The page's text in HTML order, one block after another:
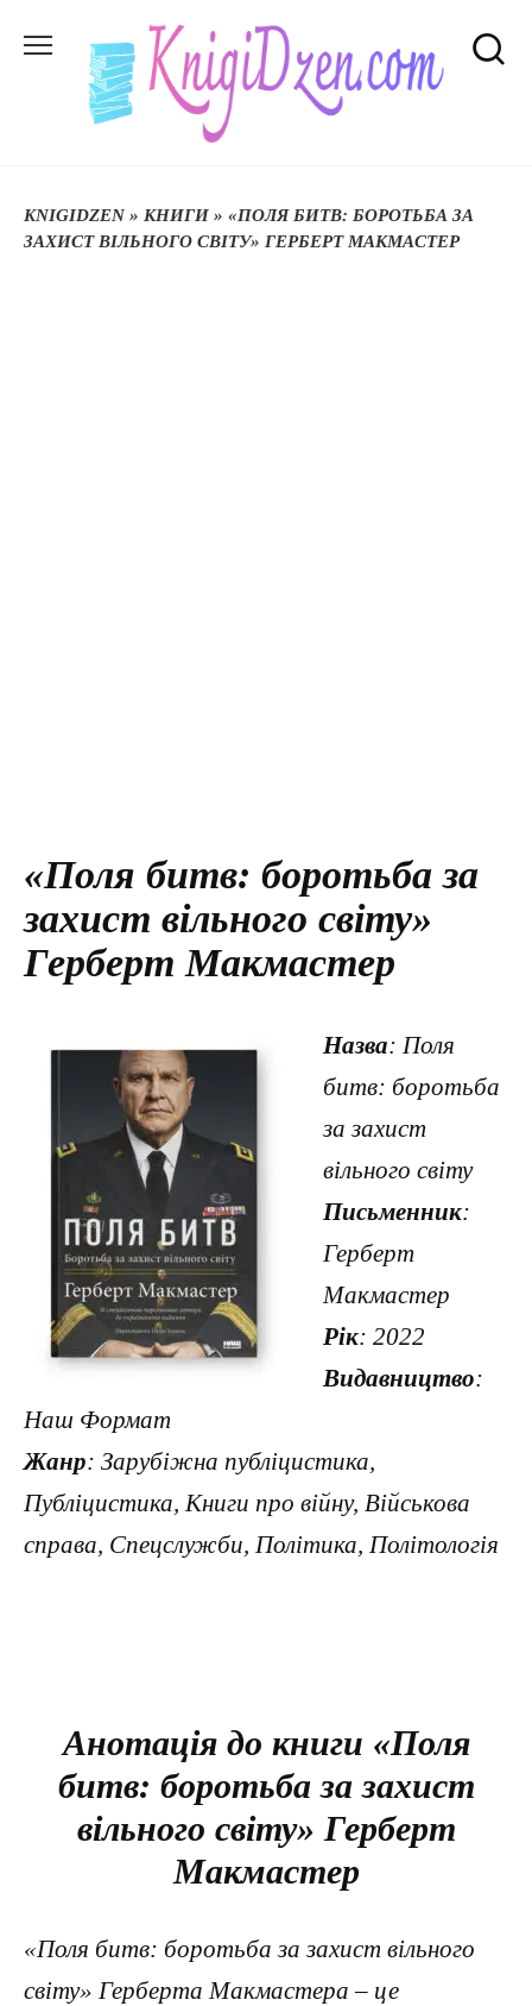
до
KNIGIDZEN» КНИГИ » «ПОЛЯ БИТВ: БОРОТЬБА ЗА
ЗАХИСТ ВІЛЬНОГО СВІТУ» ГЕРБЕРТ МАКМАСТЕР
«Поля битв: боротьба за
захист вільного світу»
Герберт Макмастер
Назва: Поля
битв: боротьба
за захист
вільного світу
Письменник:
Герберт
Макмастер
Рік: 2022
Видавництво:
Наш Формат
Жанр: Зарубіжна публіцистика,
Публіцистика, Книги про війну, Військова
справа, Спецслужби, Політика, Політологія
Анотація до книги «Поля
битв: боротьба за захист
вільного світу» Герберт
Макмастер
«Поля битв: боротьба за захист вільного
світу» Герберта Макмастера – це